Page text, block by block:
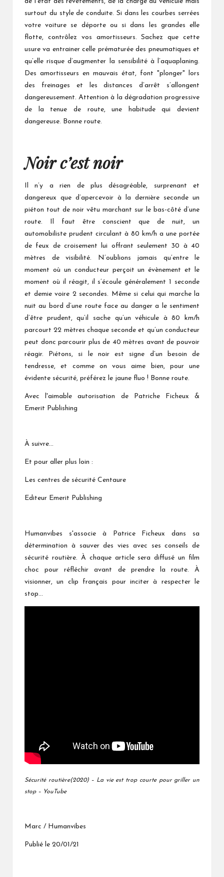
surtout du style de conduite. Si dans les courbes serrées
votre voiture se déporte ou si dans les grandes elle
flotte, contrôlez vos amortisseurs. Sachez que cette
usure va entrainer celle prématurée des pneumatiques et
qu’elle risque d’augmenter la sensibilité à l’aquaplaning.
Des amortisseurs en mauvais état, font "plonger" lors
des freinages et les distances d’arrêt s’allongent
dangereusement. Attention à la dégradation progressive
de la tenue de route, une habitude qui devient
dangereuse. Bonne route.
Noir c’est noir
Il n’y a rien de plus désagréable, surprenant et
dangereux que d’apercevoir à la dernière seconde un
piéton tout de noir vêtu marchant sur le bas-côté d’une
route. Il faut être conscient que de nuit, un
automobiliste prudent circulant à 80 km/h a une portée
de feux de croisement lui offrant seulement 30 à 40
mètres de visibilité. N’oublions jamais qu’entre le
moment où un conducteur perçoit un évènement et le
moment où il réagit, il s’écoule généralement 1 seconde
et demie voire 2 secondes. Même si celui qui marche la
nuit au bord d’une route face au danger a le sentiment
d’être prudent, qu’il sache qu’un véhicule à 80 km/h
parcourt 22 mètres chaque seconde et qu’un conducteur
peut donc parcourir plus de 40 mètres avant de pouvoir
réagir. Piétons, si le noir est signe d’un besoin de
tendresse, et comme on vous aime bien, pour une
évidente sécurité, préférez le jaune fluo ! Bonne route.
Avec l'aimable autorisation de Patriche Ficheux &
Emerit Publishing
À suivre…
Et pour aller plus loin :
Les centres de sécurité Centaure
Editeur Emerit Publishing
Humanvibes s'associe à Patrice Ficheux dans sa
détermination à sauver des vies avec ses conseils de
sécurité routière. À chaque article sera diffusé un film
choc pour réfléchir avant de prendre la route. À
visionner, un clip français pour inciter à respecter le
stop…
Sécurité routière(2020) – La vie est trop courte pour griller un
stop – YouTube
Marc / Humanvibes
Publié le 20/01/21